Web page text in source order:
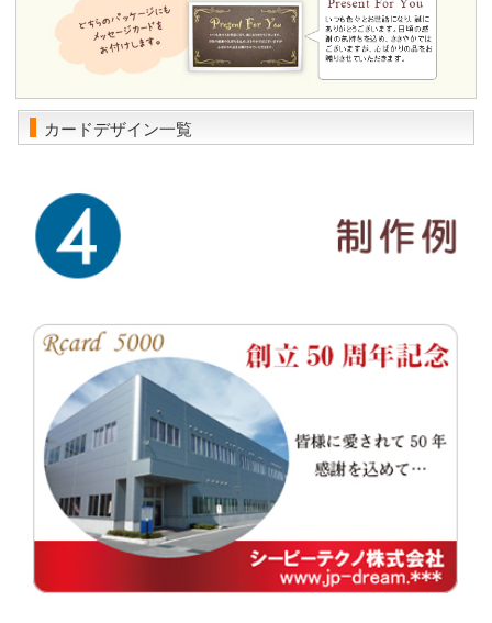
カードデザイン一覧